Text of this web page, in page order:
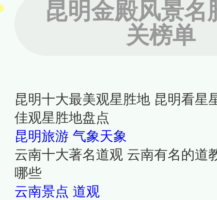
昆明金殿风景名
关榜单
昆明十大最美观星胜地 昆明看星
佳观星胜地盘点
昆明旅游 气象天象
云南十大著名道观 云南有名的道
哪些
云南景点 道观